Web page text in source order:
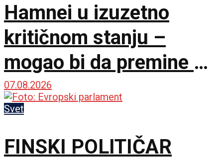
Hamnei u izuzetno
kritičnom stanju –
mogao bi da premine u
svakom trenutku
07.08.2026
Svet
FINSKI POLITIČAR